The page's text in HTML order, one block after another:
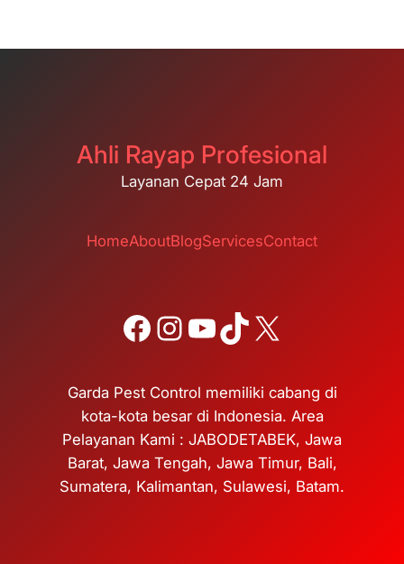
Ahli Rayap Profesional
Layanan Cepat 24 Jam
HomeAboutBlogServicesContact
Facebook Instagram YouTube TikTok X
Garda Pest Control memiliki cabang di
kota-kota besar di Indonesia. Area
Pelayanan Kami : JABODETABEK, Jawa
Barat, Jawa Tengah, Jawa Timur, Bali,
Sumatera, Kalimantan, Sulawesi, Batam.